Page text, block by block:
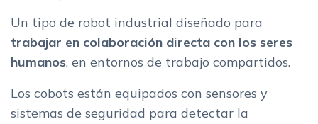
Un tipo de robot industrial diseñado para
trabajar en colaboración directa con los seres
humanos, en entornos de trabajo compartidos.
Los cobots están equipados con sensores y
sistemas de seguridad para detectar la